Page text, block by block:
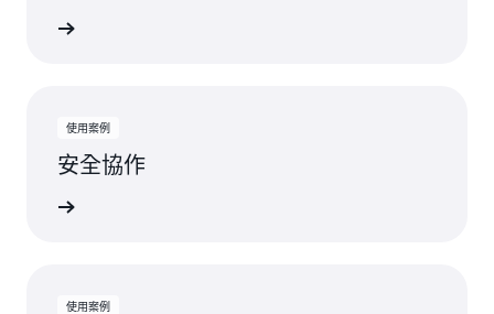
使用案例
安全協作
使用案例